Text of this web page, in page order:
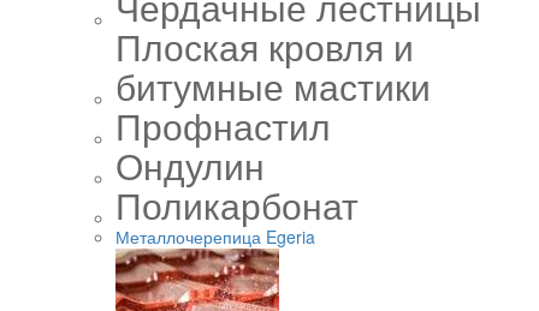
Плоская кровля и
битумные мастики
Профнастил
Ондулин
Поликарбонат
Металлочерепица Egeria